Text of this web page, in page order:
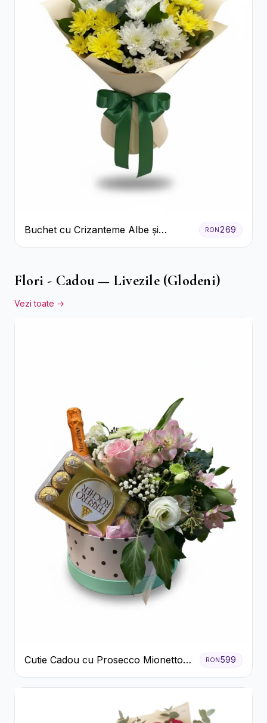
Buchet cu Crizanteme Albe și
Galbene
RON269
Flori - Cadou — Livezile (Glodeni)
Vezi toate →
Cutie Cadou cu Prosecco Mionetto
Ferrero Rocher și Flori Pastelate
RON599